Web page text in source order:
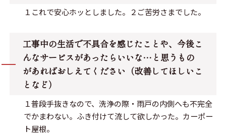
１これで安心ホッとしました。２ご苦労さまでした。
工事中の生活で不具合を感じたことや、今後こ
んなサービスがあったらいいな…と思うもの
があればおしえてください（改善してほしいこ
となど）
１普段手抜きなので、洗浄の際・雨戸の内側へも不完全
でかまわない。ふき付けて流して欲しかった。カーポー
ト屋根。